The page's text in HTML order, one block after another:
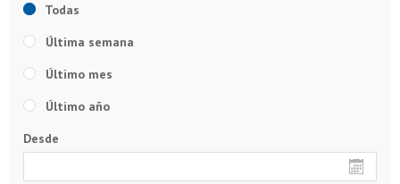
Todas
Última semana
Último mes
Último año
Desde